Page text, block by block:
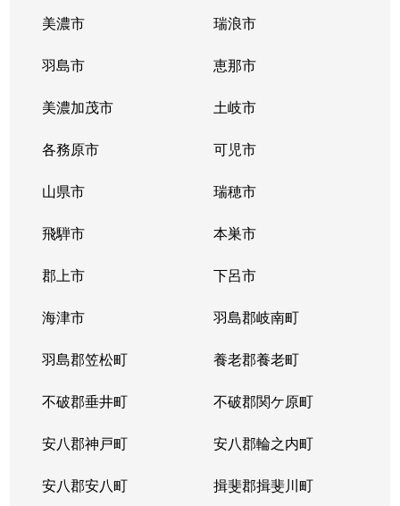
美濃市 瑞浪市
羽島市 恵那市
美濃加茂市 土岐市
各務原市 可児市
山県市 瑞穂市
飛騨市 本巣市
郡上市 下呂市
海津市 羽島郡岐南町
羽島郡笠松町 養老郡養老町
不破郡垂井町 不破郡関ケ原町
安八郡神戸町 安八郡輪之内町
安八郡安八町 揖斐郡揖斐川町